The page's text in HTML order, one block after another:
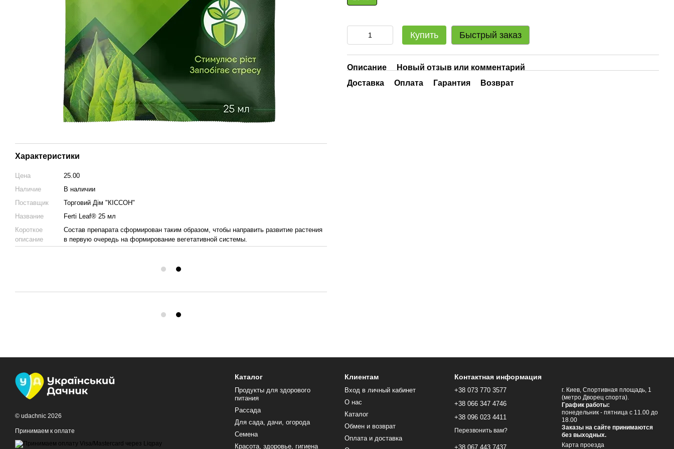
Характеристики
Цена
25.00
Наличие
В наличии
Поставщик
Торговий Дім "КІССОН"
Название
Ferti Leaf® 25 мл
Короткое
описание
Состав препарата сформирован таким образом, чтобы направить развитие растения
в первую очередь на формирование вегетативной системы.
Купить Быстрый заказ
Описание
Новый отзыв или комментарий
Доставка
Оплата Гарантия Возврат
© udachnic 2026
Принимаем к оплате
Каталог
Продукты для здорового
питания
Рассада
Для сада, дачи, огорода
Семена
Красота, здоровье, гигиена
Клиентам
Вход в личный кабинет
О нас
Каталог
Обмен и возврат
Оплата и доставка
Контактная информация
+38 073 770 3577
+38 066 347 4746
+38 096 023 4411
Перезвонить вам?
+38 067 443 7437
г. Киев, Спортивная площадь, 1
(метро Дворец спорта).
График работы:
понедельник - пятница с 11.00 до
18.00
Заказы на сайте принимаются
без выходных.
Карта проезда